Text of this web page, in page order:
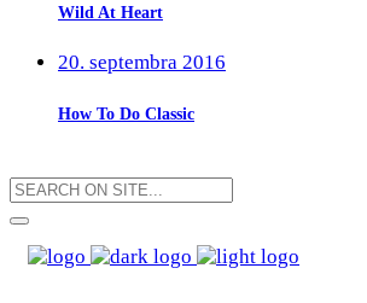
Wild At Heart
20. septembra 2016
How To Do Classic